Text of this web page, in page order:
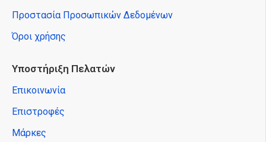
Προστασία Προσωπικών Δεδομένων
Όροι χρήσης
Υποστήριξη Πελατών
Επικοινωνία
Επιστροφές
Μάρκες